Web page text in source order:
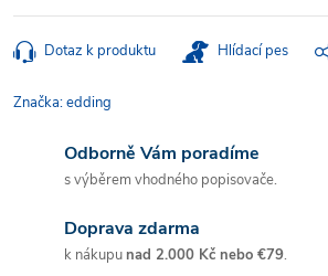
Dotaz k produktu Hlídací pes
Značka:edding
Odborně Vám poradíme
s výběrem vhodného popisovače.
Doprava zdarma
k nákupunad 2.000 Kč nebo €79.